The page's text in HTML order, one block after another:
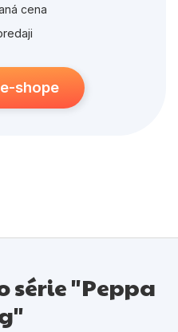
cena
shope
série "Peppa